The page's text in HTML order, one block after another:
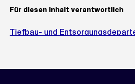
Für diesen Inhalt verantwortlich
Tiefbau- und